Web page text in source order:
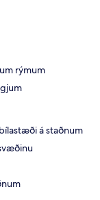
rýmum
á staðnum